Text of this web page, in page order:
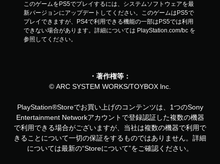
このゲームをPS5でプレイするには、システムソフトウェアを最
新バージョンにアップデートしてください。このゲームはPS5で
プレイできますが、PS4で利用できる機能の一部はPS5では利用
できない場合があります。詳細については PlayStation.com/bc を
参照してください。
・著作権等：
© ARC SYSTEM WORKS/TOYBOX lnc.
PlayStation®Storeでお買い上げのコンテンツは、1つのSony
Entertainment Networkアカウントで登録認証した複数の機器
で利用できる場合がございますが、当社は複数の機器で利用で
きることについて一切の保証をするものではありません。詳細
については最新の“Storeについて”をご確認ください。